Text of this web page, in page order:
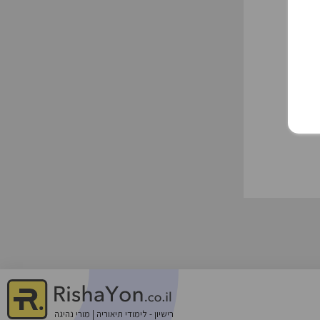
רישיון - לימודי תיאוריה | מורי נהיגה